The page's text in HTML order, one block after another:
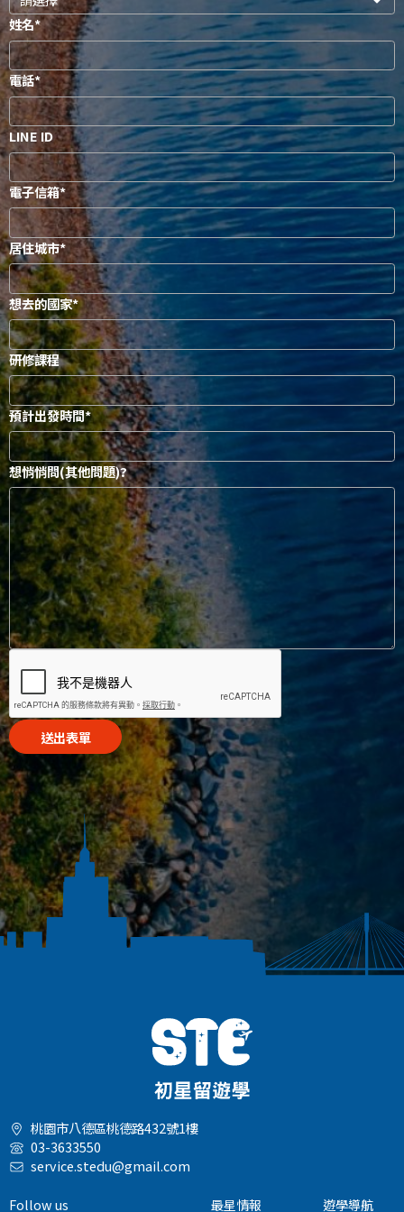
姓名
電話
LINE ID
電子信箱
居住城市
想去的國家
研修課程
預計出發時間
想悄悄問(其他問題)?
送出表單
桃園市八德區桃德路432號1樓
03-3633550
service.stedu@gmail.com
Follow us 最星情報 遊學導航